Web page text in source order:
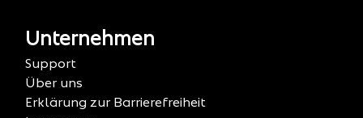
Unternehmen
Support
Über uns
Erklärung zur Barrierefreiheit